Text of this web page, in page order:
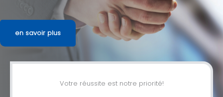
en savoir plus
Votre réussite est notre priorité!